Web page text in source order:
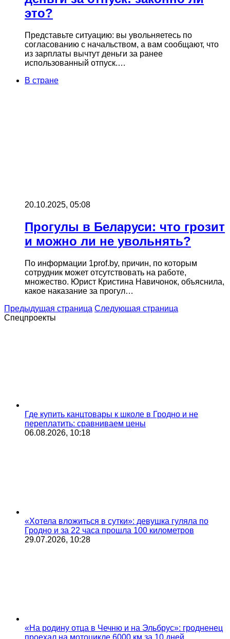
это?
Представьте ситуацию: вы увольняетесь по
согласованию с начальством, а вам сообщают, что
из зарплаты вычтут деньги за ранее
использованный отпуск.…
В стране
20.10.2025, 05:08
Прогулы в Беларуси: что грозит
и можно ли не увольнять?
По информации 1prof.by, причин, по которым
сотрудник может отсутствовать на работе,
множество. Юрист Кристина Навичонок, объяснила,
какое наказание за прогул…
Предыдущая страница Следующая страница
Спецпроекты
Где купить канцтовары к школе в Гродно и не
переплатить: сравниваем цены
06.08.2026, 10:18
«Хотела вложиться в сутки»: девушка гуляла по
Гродно и за 22 часа прошла 100 километров
29.07.2026, 10:28
«На родину отца в Чечню и на Эльбрус»: гродненец
проехал на мотоцикле 6000 км за 10 дней